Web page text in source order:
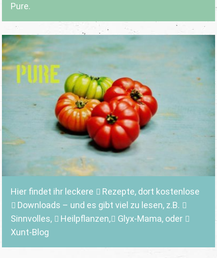
Pure.
Hier findet ihr leckere Rezepte, dort kostenlose
Downloads – und es gibt viel zu lesen, z.B.
Sinnvolles, Heilpflanzen, Glyx-Mama,oder
Xunt-Blog